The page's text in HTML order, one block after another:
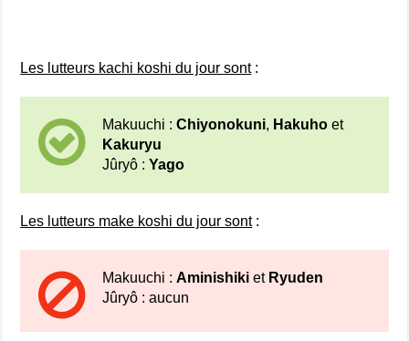
Les lutteurs kachi koshi du jour sont:
Makuuchi :Chiyonokuni, Hakuho et
Kakuryu
Jûryô :Yago
Les lutteurs make koshi du jour sont:
Makuuchi :Aminishiki et Ryuden
Jûryô : aucun